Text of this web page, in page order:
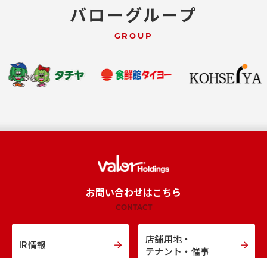
バローグループ
GROUP
お問い合わせはこちら
CONTACT
IR情報
店舗用地・
テナント・催事